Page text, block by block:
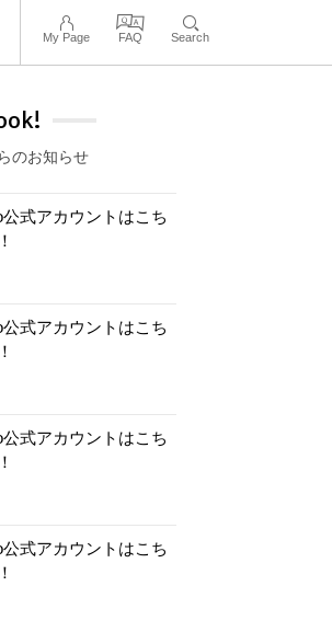
My Page FAQ Search
のお知らせ
公式アカウントはこち
公式アカウントはこち
公式アカウントはこち
公式アカウントはこち